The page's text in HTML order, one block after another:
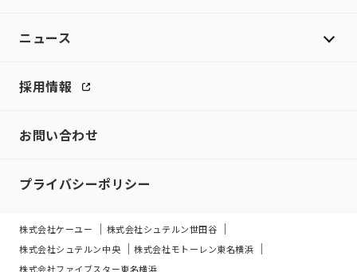
ニュース
採用情報
お問い合わせ
プライバシーポリシー
株式会社ケーユー
株式会社シュテルン世田谷
株式会社シュテルン中央
株式会社モトーレン東名横浜
株式会社ファイブスター東名横浜